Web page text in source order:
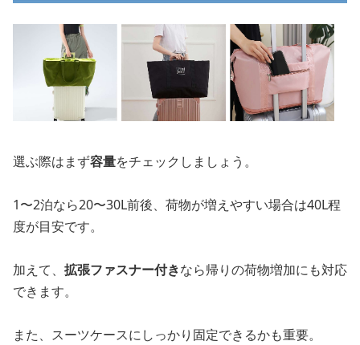
選ぶ際はまず容量をチェックしましょう。
1〜2泊なら20〜30L前後、荷物が増えやすい場合は40L程
度が目安です。
加えて、 拡張ファスナー付きなら帰りの荷物増加にも対応
できます。
また、スーツケースにしっかり固定できるかも重要。